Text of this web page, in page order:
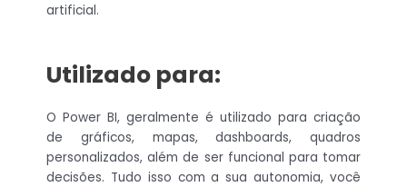
artificial.
Utilizado para:
O Power BI, geralmente é utilizado para criação
de gráficos, mapas, dashboards, quadros
personalizados, além de ser funcional para tomar
decisões. Tudo isso com a sua autonomia, você